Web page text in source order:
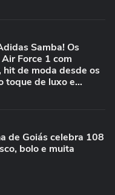
Samba! Os
Force 1 com
hit de moda desde os
toque de luxo e
de Goiás celebra 108
bolo e muita